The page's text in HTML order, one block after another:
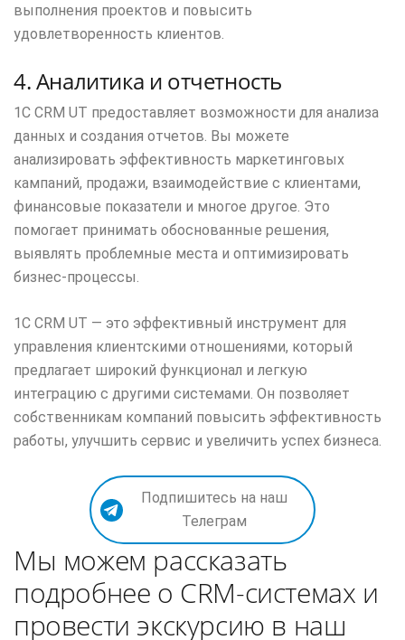
выполнения проектов и повысить
удовлетворенность клиентов.
4. Аналитика и отчетность
1С CRM UT предоставляет возможности для анализа
данных и создания отчетов. Вы можете
анализировать эффективность маркетинговых
кампаний, продажи, взаимодействие с клиентами,
финансовые показатели и многое другое. Это
помогает принимать обоснованные решения,
выявлять проблемные места и оптимизировать
бизнес-процессы.
1С CRM UT — это эффективный инструмент для
управления клиентскими отношениями, который
предлагает широкий функционал и легкую
интеграцию с другими системами. Он позволяет
собственникам компаний повысить эффективность
работы, улучшить сервис и увеличить успех бизнеса.
Подпишитесь на наш
Телеграм
Мы можем рассказать
подробнее о CRM-системах и
провести экскурсию в наш